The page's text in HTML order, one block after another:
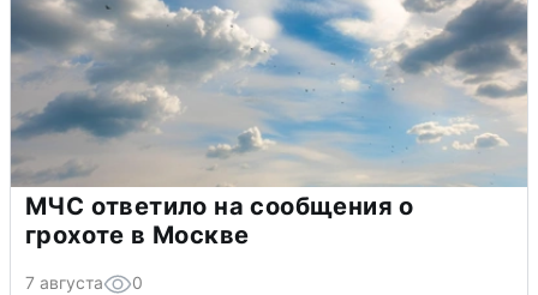
МЧС ответило на сообщения о
грохоте в Москве
7 августа 0